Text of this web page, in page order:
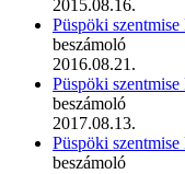
2015.08.16.
Püspöki szentmise
beszámoló
2016.08.21.
Püspöki szentmise
beszámoló
2017.08.13.
Püspöki szentmise
beszámoló